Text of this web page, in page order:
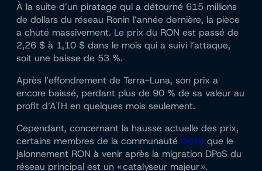
À la suite d’un piratage qui a détourné 615 millions
de dollars du réseau Ronin l’année dernière, la pièce
a chuté massivement. Le prix du RON est passé de
2,26 $ à 1,10 $ dans le mois qui a suivi l’attaque,
soit une baisse de 53 %.
Après l’effondrement de Terra-Luna, son prix a
encore baissé, perdant plus de 90 % de sa valeur au
profit d’ATH en quelques mois seulement.
Cependant, concernant la hausse actuelle des prix,
certains membres de la communauté croire que le
jalonnement RON à venir après la migration DPoS du
réseau principal est un « catalyseur majeur ».